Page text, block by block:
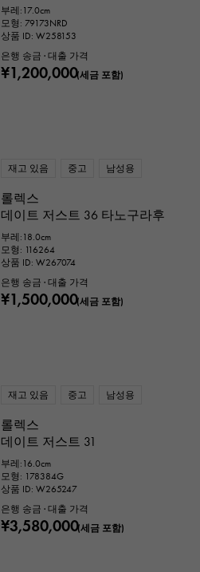
부레:17.0cm
모형: 79173NRD
상품 ID: W258153
은행 송금 · 대출 가격
¥1,200,000(세금 포함)
재고 있음 중고 남성용
롤렉스
데이트 저스트 36 타노구라후
부레:18.0cm
모형: 116264
상품 ID: W267074
은행 송금 · 대출 가격
¥1,500,000(세금 포함)
재고 있음 중고 남성용
롤렉스
데이트 저스트 31
부레:16.0cm
모형: 178384G
상품 ID: W265247
은행 송금 · 대출 가격
¥3,580,000(세금 포함)